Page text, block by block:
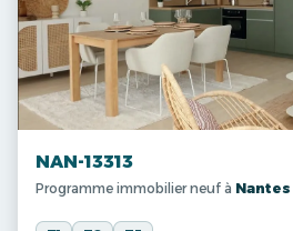
NAN-13313
Programme immobilier neuf à Nantes